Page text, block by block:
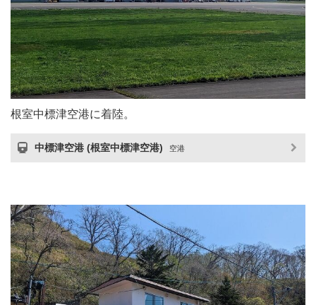
根室中標津空港に着陸。
中標津空港 (根室中標津空港) 空港